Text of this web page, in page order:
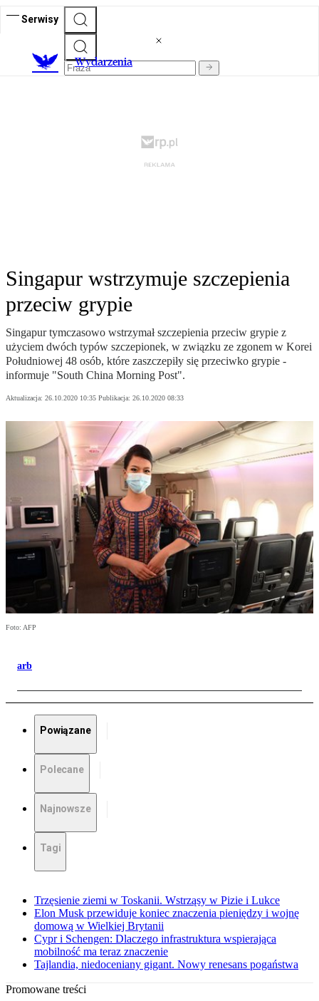
Serwisy
Wydarzenia
Singapur wstrzymuje szczepienia
przeciw grypie
Singapur tymczasowo wstrzymał szczepienia przeciw grypie z
użyciem dwóch typów szczepionek, w związku ze zgonem w Korei
Południowej 48 osób, które zaszczepiły się przeciwko grypie -
informuje "South China Morning Post".
Aktualizacja: 26.10.2020 10:35 Publikacja: 26.10.2020 08:33
Foto: AFP
arb
Powiązane
Polecane
Najnowsze
Tagi
Trzęsienie ziemi w Toskanii. Wstrząsy w Pizie i Lukce
Elon Musk przewiduje koniec znaczenia pieniędzy i wojnę
domową w Wielkiej Brytanii
Cypr i Schengen: Dlaczego infrastruktura wspierająca
mobilność ma teraz znaczenie
Tajlandia, niedoceniany gigant. Nowy renesans pogaństwa
Promowane treści